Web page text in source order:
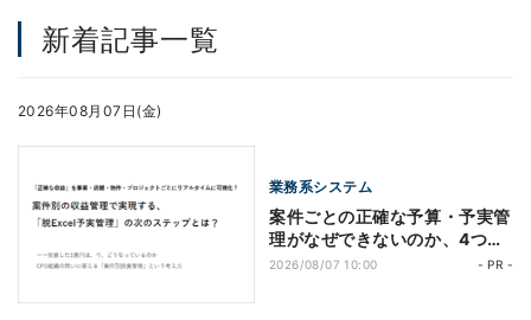
新着記事一覧
2026年08月07日(金)
業務系システム
案件ごとの正確な予算・予実管
理がなぜできないのか、4つの
原因とその解決策に迫る
2026/08/07 10:00 - PR -